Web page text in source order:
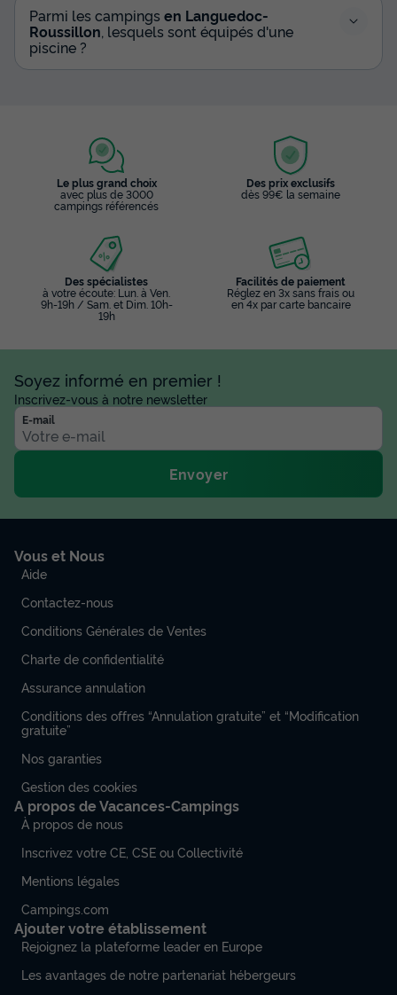
Parmi les campings en Languedoc-
Roussillon, lesquels sont équipés d'une
piscine ?
Le plus grand choix
avec plus de 3000
campings référencés
Des prix exclusifs
dès 99€ la semaine
Des spécialistes
à votre écoute: Lun. à Ven.
9h-19h / Sam. et Dim. 10h-
19h
Facilités de paiement
Réglez en 3x sans frais ou
en 4x par carte bancaire
Soyez informé en premier !
Inscrivez-vous à notre newsletter
E-mail
Envoyer
Vous et Nous
Aide
Contactez-nous
Conditions Générales de Ventes
Charte de confidentialité
Assurance annulation
Conditions des offres “Annulation gratuite” et “Modification
gratuite”
Nos garanties
Gestion des cookies
A propos de Vacances-Campings
À propos de nous
Inscrivez votre CE, CSE ou Collectivité
Mentions légales
Campings.com
Ajouter votre établissement
Rejoignez la plateforme leader en Europe
Les avantages de notre partenariat hébergeurs